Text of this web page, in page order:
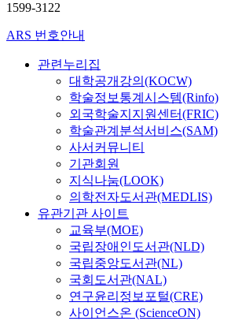
1599-3122
ARS 번호안내
관련누리집
대학공개강의(KOCW)
학술정보통계시스템(Rinfo)
외국학술지지원센터(FRIC)
학술관계분석서비스(SAM)
사서커뮤니티
기관회원
지식나눔(LOOK)
의학전자도서관(MEDLIS)
유관기관 사이트
교육부(MOE)
국립장애인도서관(NLD)
국립중앙도서관(NL)
국회도서관(NAL)
연구윤리정보포털(CRE)
사이언스온 (ScienceON)